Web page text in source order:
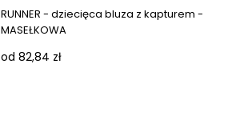
RUNNER - dziecięca bluza z kapturem -
MASEŁKOWA
od 82,84 zł